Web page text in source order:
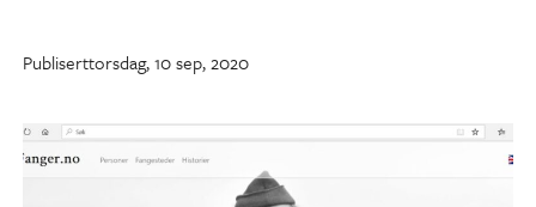
Publiserttorsdag, 10 sep, 2020